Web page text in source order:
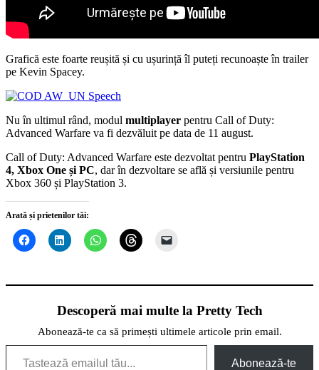
Grafică este foarte reușită și cu ușurință îl puteți recunoaște în trailer
pe Kevin Spacey.
Nu în ultimul rând, modul multiplayer pentru Call of Duty:
Advanced Warfare va fi dezvăluit pe data de 11 august.
Call of Duty: Advanced Warfare este dezvoltat pentru PlayStation
4, Xbox One și PC, dar în dezvoltare se află și versiunile pentru
Xbox 360 și PlayStation 3.
Arată și prietenilor tăi:
Descoperă mai multe la Pretty Tech
Abonează-te ca să primești ultimele articole prin email.
Tastează emailul tău...
Abonează-te